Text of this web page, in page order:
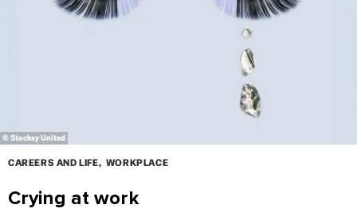
© Stocksy United
CAREERS AND LIFE WORKPLACE
Crying at work